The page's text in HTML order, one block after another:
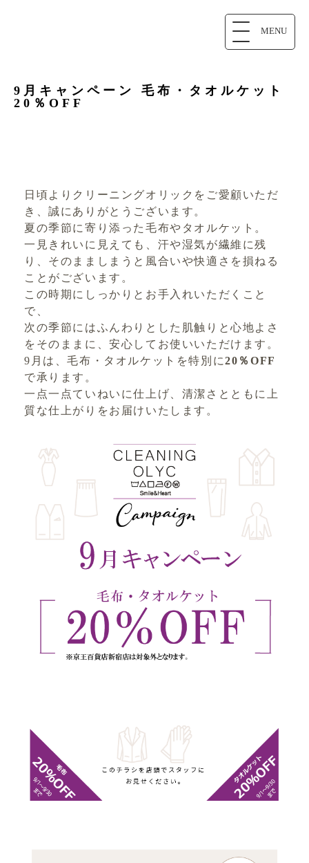
MENU
9月キャンペーン 毛布・タオルケット
20％OFF
日頃よりクリーニングオリックをご愛顧いただ
き、誠にありがとうございます。
夏の季節に寄り添った毛布やタオルケット。
一見きれいに見えても、汗や湿気が繊維に残
り、そのまましまうと風合いや快適さを損ねる
ことがございます。
この時期にしっかりとお手入れいただくこと
で、
次の季節にはふんわりとした肌触りと心地よさ
をそのままに、安心してお使いいただけます。
9月は、毛布・タオルケットを特別に20％OFF
で承ります。
一点一点ていねいに仕上げ、清潔さとともに上
質な仕上がりをお届けいたします。